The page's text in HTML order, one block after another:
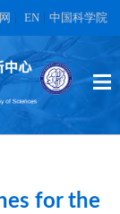
EN 中国科学院
in the
for the